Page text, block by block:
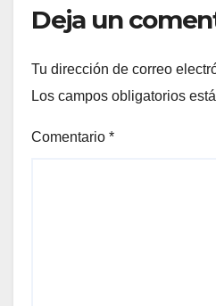
Deja un
Tu dirección de correo
Los campos obligatorios
Comentario *